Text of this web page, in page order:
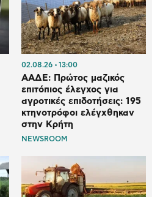
02.08.26 13:00
ΑΑΔΕ: Πρώτος μαζικός
επιτόπιος έλεγχος για
αγροτικές επιδοτήσεις: 195
κτηνοτρόφοι ελέγχθηκαν
στην Κρήτη
NEWSROOM